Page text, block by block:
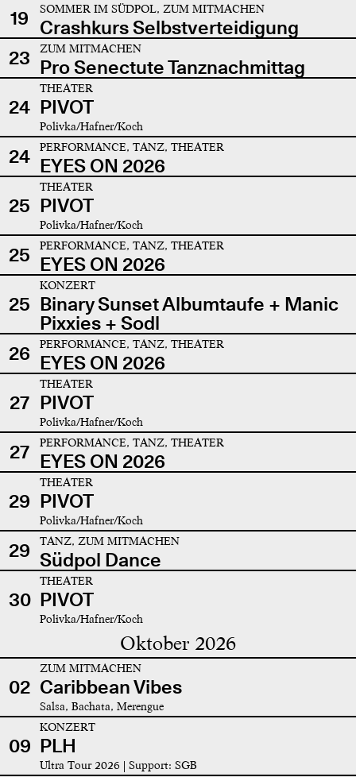
19 SOMMER IM SÜDPOL, ZUM MITMACHEN
Crashkurs Selbstverteidigung
23
ZUM MITMACHEN
Pro Senectute Tanznachmittag
24
THEATER
PIVOT
Polivka/Hafner/Koch
24 PERFORMANCE, TANZ, THEATER
EYES ON 2026
25
THEATER
PIVOT
Polivka/Hafner/Koch
25 PERFORMANCE, TANZ, THEATER
EYES ON 2026
25
KONZERT
Binary Sunset Albumtaufe + Manic
Pixxies + Sodl
26
PERFORMANCE, TANZ, THEATER
EYES ON 2026
27
THEATER
PIVOT
Polivka/Hafner/Koch
27 PERFORMANCE, TANZ, THEATER
EYES ON 2026
29
THEATER
PIVOT
Polivka/Hafner/Koch
29 TANZ, ZUM MITMACHEN
Südpol Dance
30
THEATER
PIVOT
Polivka/Hafner/Koch
Oktober 2026
02
ZUM MITMACHEN
Caribbean Vibes
Salsa, Bachata, Merengue
09
KONZERT
PLH
Ultra Tour 2026 | Support: SGB